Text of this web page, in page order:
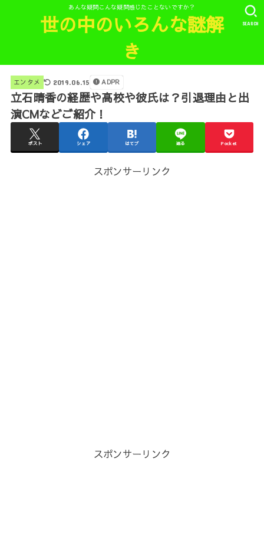
あんな疑問こんな疑問感じたことないですか？
世の中のいろんな謎解
き
SEARCH
エンタメ 2019.06.15 ADPR
立石晴香の経歴や高校や彼氏は？引退理由と出
演CMなどご紹介！
ポスト シェア はてブ 送る Pocket
スポンサーリンク
スポンサーリンク